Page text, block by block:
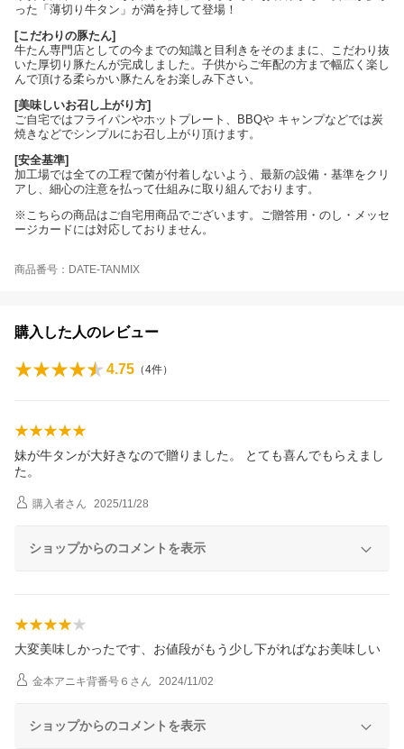
った「薄切り牛タン」が満を持して登場！
[こだわりの豚たん]
牛たん専門店としての今までの知識と目利きをそのままに、こだわり抜
いた厚切り豚たんが完成しました。子供からご年配の方まで幅広く楽し
んで頂ける柔らかい豚たんをお楽しみ下さい。
[美味しいお召し上がり方]
ご自宅ではフライパンやホットプレート、BBQや キャンプなどでは炭
焼きなどでシンプルにお召し上がり頂けます。
[安全基準]
加工場では全ての工程で菌が付着しないよう、最新の設備・基準をクリ
アし、細心の注意を払って仕組みに取り組んでおります。
※こちらの商品はご自宅用商品でございます。ご贈答用・のし・メッセ
ージカードには対応しておりません。
商品番号：DATE-TANMIX
購入した人のレビュー
4.75 （4件）
妹が牛タンが大好きなので贈りました。 とても喜んでもらえまし
た。
購入者さん 2025/11/28
ショップからのコメントを表示
大変美味しかったです、お値段がもう少し下がればなお美味しい
金本アニキ背番号６ さん 2024/11/02
ショップからのコメントを表示